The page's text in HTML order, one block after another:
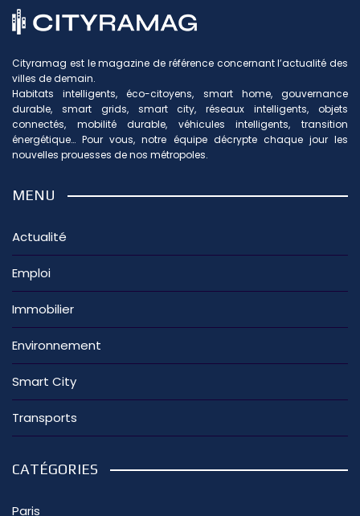
Cityramag est le magazine de référence concernant l’actualité des
villes de demain.
Habitats intelligents, éco-citoyens, smart home, gouvernance
durable, smart grids, smart city, réseaux intelligents, objets
connectés, mobilité durable, véhicules intelligents, transition
énergétique… Pour vous, notre équipe décrypte chaque jour les
nouvelles prouesses de nos métropoles.
MENU
Actualité
Emploi
Immobilier
Environnement
Smart City
Transports
CATÉGORIES
Paris